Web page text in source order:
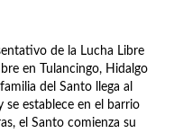
de la Lucha Libre
en Tulancingo, Hidalgo
del Santo llega al
se establece en el barrio
el Santo comienza su